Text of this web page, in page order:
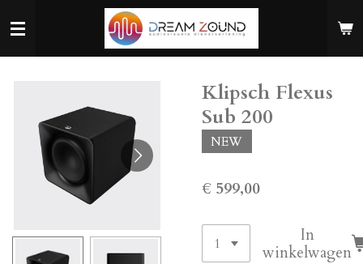
direct
Klipsch Flexus
Sub 200
NEW
€ 599,00
In
winkelwagen